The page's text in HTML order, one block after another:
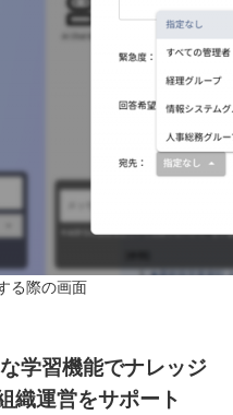
る際の画面
学習機能でナレッジ
織運営をサポート